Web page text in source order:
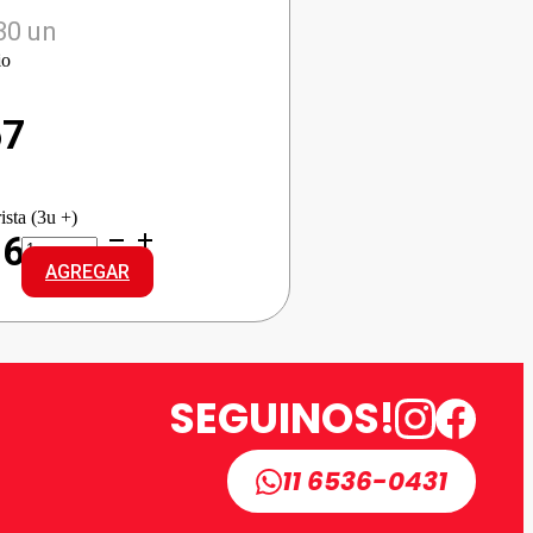
un
(3u +)
LA
PAULINA
MANTECA
cantidad
AGREGAR
SEGUINOS!
11 6536-0431